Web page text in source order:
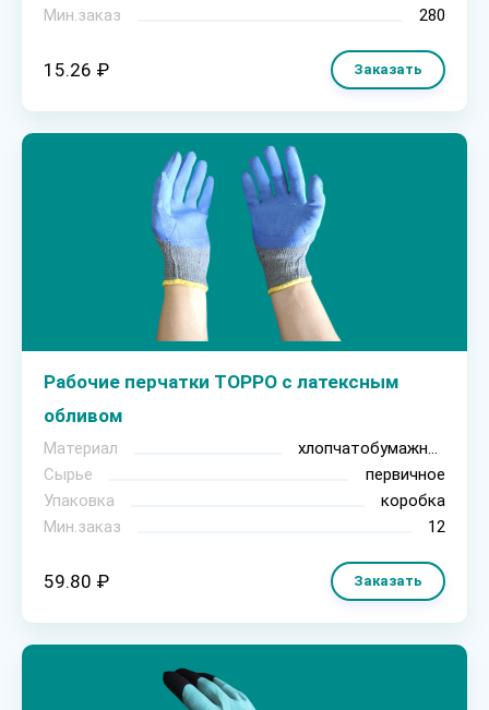
Мин.заказ
280
15.26 ₽ Заказать
Рабочие перчатки ТОРРО с латексным
обливом
Материал
хлопчатобумажная ткань
Сырье
первичное
Упаковка
коробка
Мин.заказ
12
59.80 ₽ Заказать